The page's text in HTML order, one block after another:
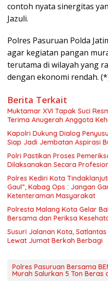
contoh nyata sinergitas
Jazuli.
Polres Pasuruan Polda
agar kegiatan pangan
terutama di wilayah yang
dengan ekonomi rendah.
Berita Terkait
Muktamar XVI Tapak Suci
Terima Anugerah Anggota
Kapolri Dukung Dialog
Siap Jadi Jembatan Aspirasi
Polri Pastikan Proses
Dilaksanakan Secara
Polres Kediri Kota
Gaul”, Kabag Ops : Jangan
Ketenteraman Masyarakat
Polresta Malang Kota Gelar
Bersama dan Periksa
Susuri Jalanan Kota,
Lewat Jumat Berkah Berbagi
Polres Pasuruan Bersama
Murah Salurkan 5 Ton Beras